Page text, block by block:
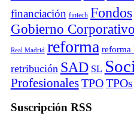
financiación fintech Fondos
Gobierno Corporativo
Real Madrid reforma reforma
retribución SAD SL
Profesionales TPO TPOs
Suscripción RSS